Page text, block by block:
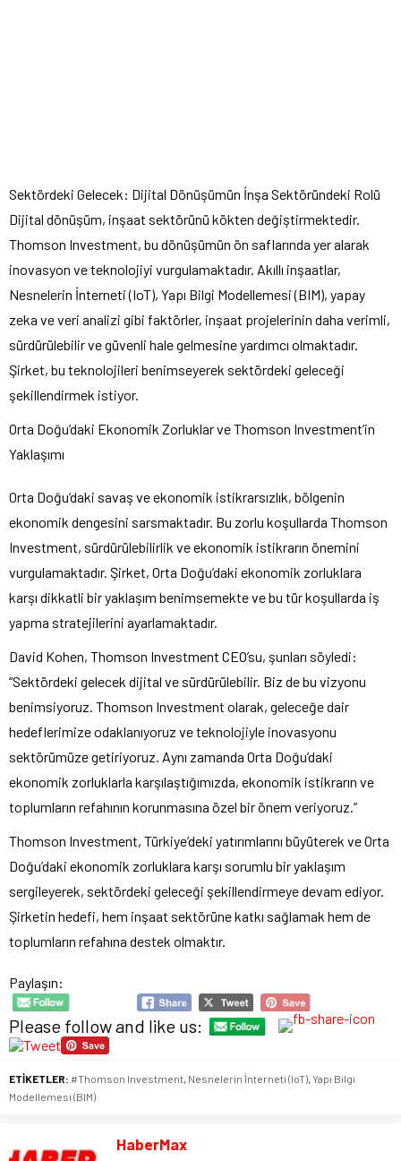
Sektördeki Gelecek: Dijital Dönüşümün İnşa Sektöründeki Rolü
Dijital dönüşüm, inşaat sektörünü kökten değiştirmektedir.
Thomson Investment, bu dönüşümün ön saflarında yer alarak
inovasyon ve teknolojiyi vurgulamaktadır. Akıllı inşaatlar,
Nesnelerin İnterneti (IoT), Yapı Bilgi Modellemesi (BIM), yapay
zeka ve veri analizi gibi faktörler, inşaat projelerinin daha verimli,
sürdürülebilir ve güvenli hale gelmesine yardımcı olmaktadır.
Şirket, bu teknolojileri benimseyerek sektördeki geleceği
şekillendirmek istiyor.
Orta Doğu’daki Ekonomik Zorluklar ve Thomson Investment’in
Yaklaşımı
Orta Doğu’daki savaş ve ekonomik istikrarsızlık, bölgenin
ekonomik dengesini sarsmaktadır. Bu zorlu koşullarda Thomson
Investment, sürdürülebilirlik ve ekonomik istikrarın önemini
vurgulamaktadır. Şirket, Orta Doğu’daki ekonomik zorluklara
karşı dikkatli bir yaklaşım benimsemekte ve bu tür koşullarda iş
yapma stratejilerini ayarlamaktadır.
David Kohen, Thomson Investment CEO’su, şunları söyledi:
“Sektördeki gelecek dijital ve sürdürülebilir. Biz de bu vizyonu
benimsiyoruz. Thomson Investment olarak, geleceğe dair
hedeflerimize odaklanıyoruz ve teknolojiyle inovasyonu
sektörümüze getiriyoruz. Aynı zamanda Orta Doğu’daki
ekonomik zorluklarla karşılaştığımızda, ekonomik istikrarın ve
toplumların refahının korunmasına özel bir önem veriyoruz.”
Thomson Investment, Türkiye’deki yatırımlarını büyüterek ve Orta
Doğu’daki ekonomik zorluklara karşı sorumlu bir yaklaşım
sergileyerek, sektördeki geleceği şekillendirmeye devam ediyor.
Şirketin hedefi, hem inşaat sektörüne katkı sağlamak hem de
toplumların refahına destek olmaktır.
Paylaşın:
Please follow and like us:
ETİKETLER: #Thomson Investment, Nesnelerin İnterneti (IoT), Yapı Bilgi
Modellemesi (BIM)
HaberMax